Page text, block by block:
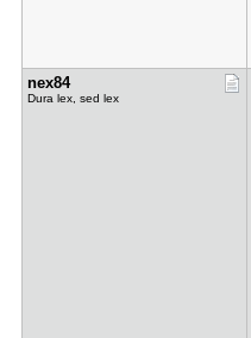
nex84
Dura lex, sed lex